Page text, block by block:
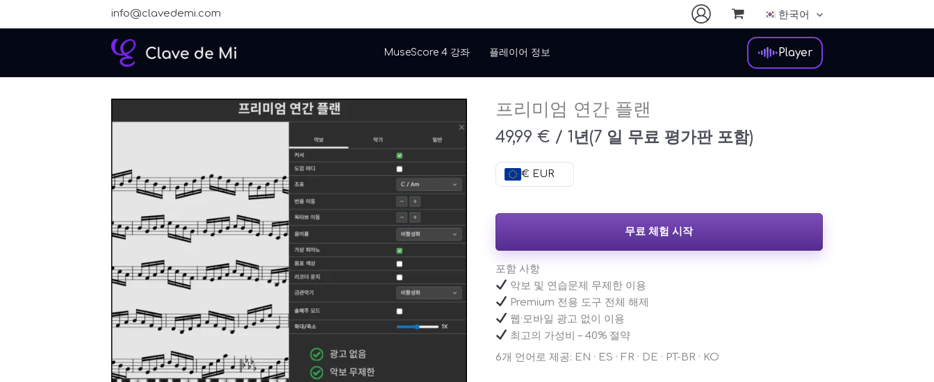
info@clavedemi.com 한국어
MuseScore 4 강좌 플레이어 정보 Player
프리미엄 연간 플랜
49,99 € / 1년(7 일 무료 평가판 포함)
€ EUR
프
미
연
간
무료 체험 시작
포함 사항
악보 및 연습문제 무제한 이용
Premium 전용 도구 전체 해제
웹·모바일 광고 없이 이용
최고의 가성비 – 40% 절약
6개 언어로 제공: EN · ES · FR · DE · PT-BR · KO